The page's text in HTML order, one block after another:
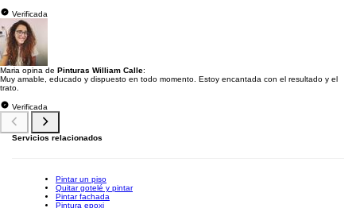
Verificada
Maria opina de Pinturas William Calle:
Muy amable, educado y dispuesto en todo momento. Estoy encantada con el resultado y el
trato.
Verificada
Servicios relacionados
Pintar un piso
Quitar gotelé y pintar
Pintar fachada
Pintura epoxi